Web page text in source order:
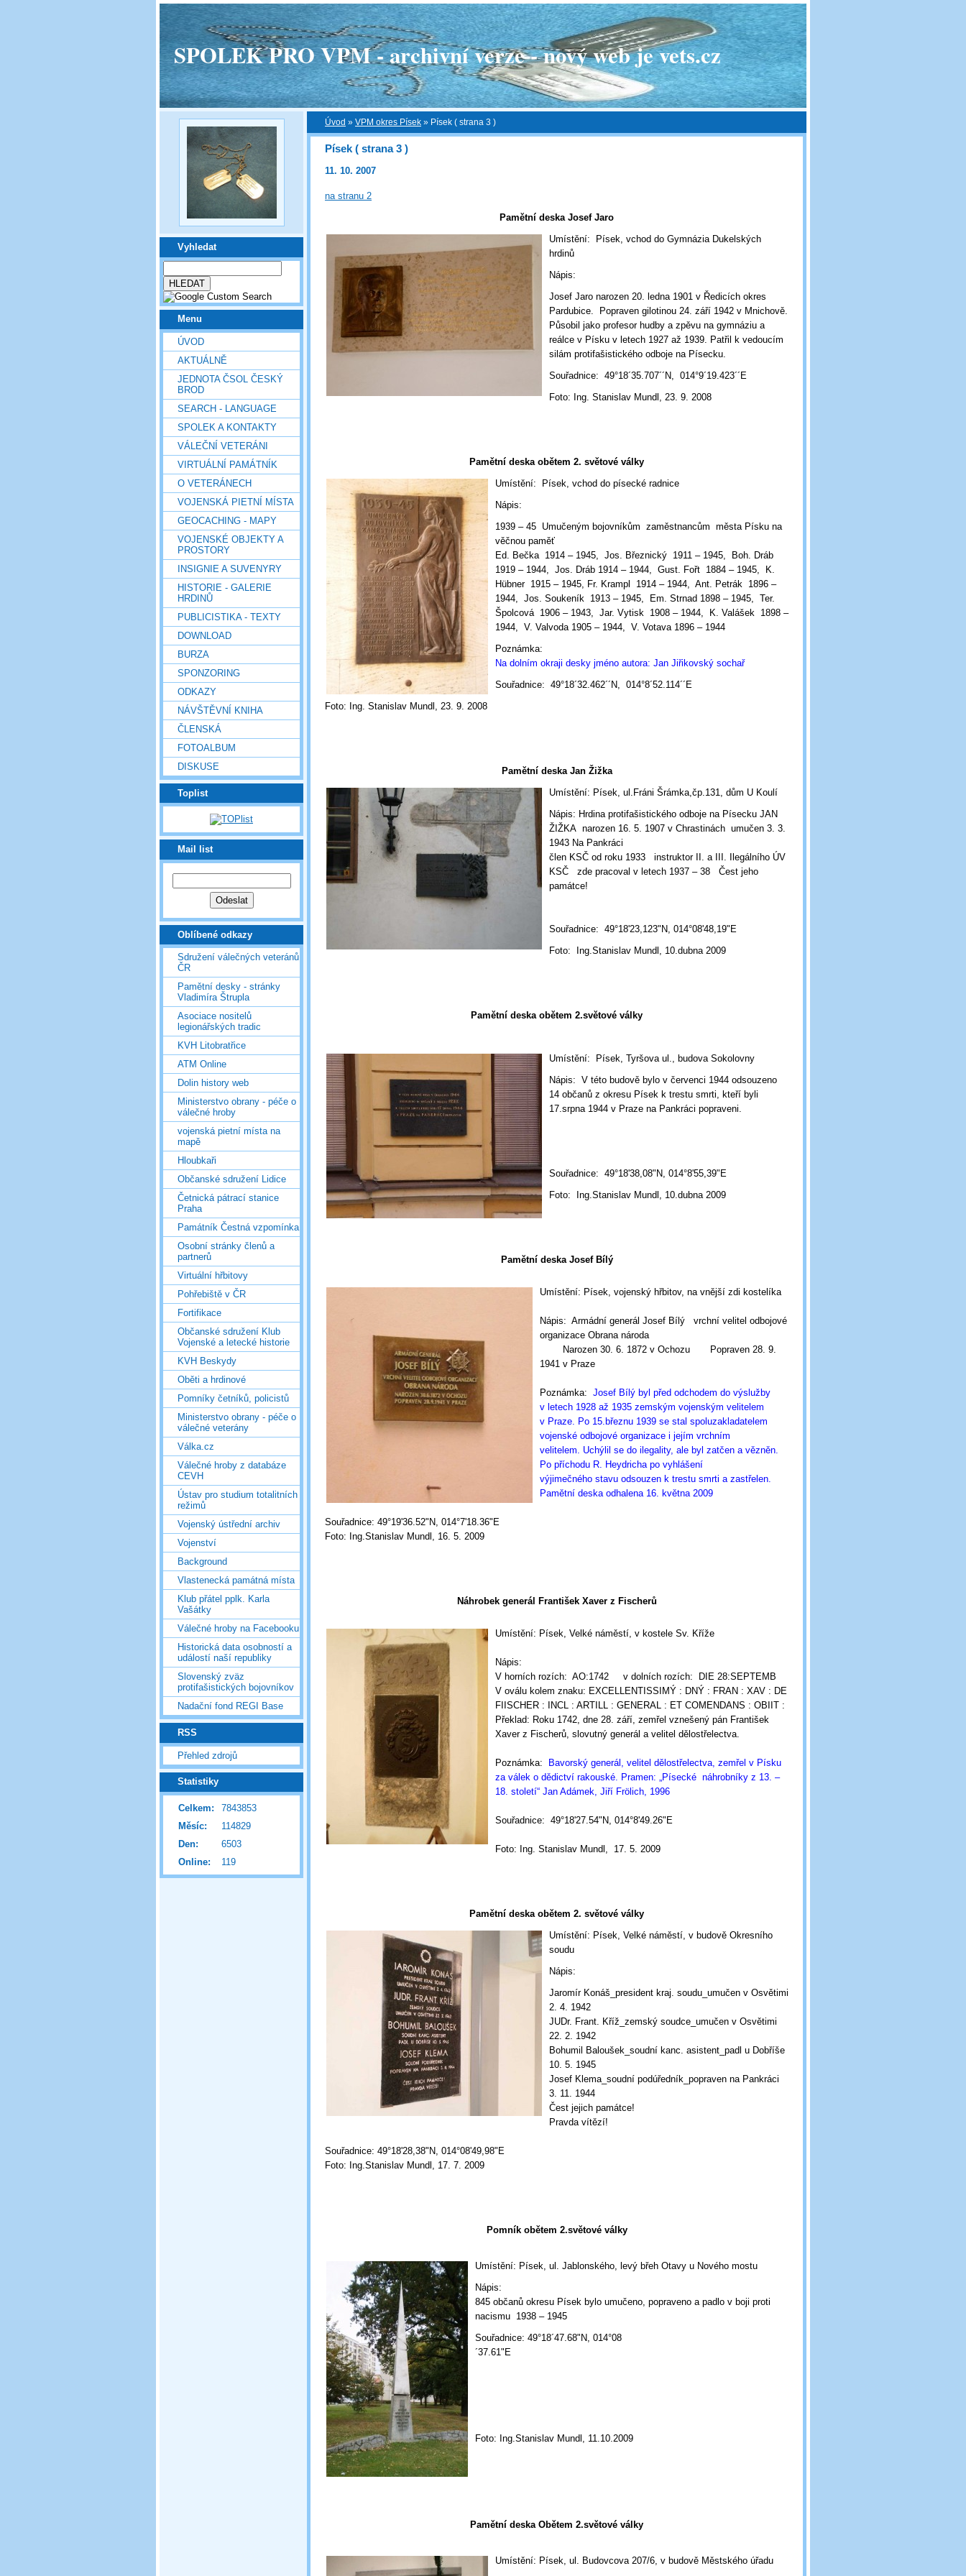
SPOLEK PRO VPM - archivní verze - nový web je vets.cz
Vyhledat
Menu
ÚVOD
AKTUÁLNĚ
JEDNOTA ČSOL ČESKÝ
BROD
SEARCH - LANGUAGE
SPOLEK A KONTAKTY
VÁLEČNÍ VETERÁNI
VIRTUÁLNÍ PAMÁTNÍK
O VETERÁNECH
VOJENSKÁ PIETNÍ MÍSTA
GEOCACHING - MAPY
VOJENSKÉ OBJEKTY A
PROSTORY
INSIGNIE A SUVENYRY
HISTORIE - GALERIE
HRDINŮ
PUBLICISTIKA - TEXTY
DOWNLOAD
BURZA
SPONZORING
ODKAZY
NÁVŠTĚVNÍ KNIHA
ČLENSKÁ
FOTOALBUM
DISKUSE
Toplist
Mail list
Oblíbené odkazy
Sdružení válečných veteránů
ČR
Pamětní desky - stránky
Vladimíra Štrupla
Asociace nositelů
legionářských tradic
KVH Litobratřice
ATM Online
Dolin history web
Ministerstvo obrany - péče o
válečné hroby
vojenská pietní místa na
mapě
Hloubkaři
Občanské sdružení Lidice
Četnická pátrací stanice
Praha
Památník Čestná vzpomínka
Osobní stránky členů a
partnerů
Virtuální hřbitovy
Pohřebiště v ČR
Fortifikace
Občanské sdružení Klub
Vojenské a letecké historie
KVH Beskydy
Oběti a hrdinové
Pomníky četníků, policistů
Ministerstvo obrany - péče o
válečné veterány
Válka.cz
Válečné hroby z databáze
CEVH
Ústav pro studium totalitních
režimů
Vojenský ústřední archiv
Vojenství
Background
Vlastenecká památná místa
Klub přátel pplk. Karla
Vašátky
Válečné hroby na Facebooku
Historická data osobností a
událostí naší republiky
Slovenský zväz
protifašistických bojovníkov
Nadační fond REGI Base
RSS
Přehled zdrojů
Statistiky
Online: 119
Celkem:
7843853
Měsíc:
114829
Den:
6503
Úvod » VPM okres Písek » Písek ( strana 3 )
Písek ( strana 3 )
11. 10. 2007
na stranu 2
Pamětní deska Josef Jaro
Umístění: Písek, vchod do Gymnázia Dukelských
hrdinů
Nápis:
Josef Jaro narozen 20. ledna 1901 v Ředicích okres
Pardubice. Popraven gilotinou 24. září 1942 v Mnichově.
Působil jako profesor hudby a zpěvu na gymnáziu a
reálce v Písku v letech 1927 až 1939. Patřil k vedoucím
silám protifašistického odboje na Písecku.
Souřadnice: 49°18´35.707´´N, 014°9´19.423´´E
Foto: Ing. Stanislav Mundl, 23. 9. 2008
Pamětní deska obětem 2. světové války
Umístění: Písek, vchod do písecké radnice
Nápis:
1939 – 45 Umučeným bojovníkům zaměstnancům města Písku na
věčnou paměť
Ed. Bečka 1914 – 1945, Jos. Březnický 1911 – 1945, Boh. Dráb
1919 – 1944, Jos. Dráb 1914 – 1944, Gust. Fořt 1884 – 1945, K.
Hübner 1915 – 1945, Fr. Krampl 1914 – 1944, Ant. Petrák 1896 –
1944, Jos. Soukeník 1913 – 1945, Em. Strnad 1898 – 1945, Ter.
Špolcová 1906 – 1943, Jar. Vytisk 1908 – 1944, K. Valášek 1898 –
1944, V. Valvoda 1905 – 1944, V. Votava 1896 – 1944
Poznámka:
Na dolním okraji desky jméno autora: Jan Jiřikovský sochař
Souřadnice: 49°18´32.462´´N, 014°8´52.114´´E
Foto: Ing. Stanislav Mundl, 23. 9. 2008
Pamětní deska Jan Žižka
Umístění: Písek, ul.Fráni Šrámka,čp.131, dům U Koulí
Nápis: Hrdina protifašistického odboje na Písecku JAN
ŽIŽKA narozen 16. 5. 1907 v Chrastinách umučen 3. 3.
1943 Na Pankráci
člen KSČ od roku 1933 instruktor II. a III. Ilegálního ÚV
KSČ zde pracoval v letech 1937 – 38 Čest jeho
památce!
Souřadnice: 49°18'23,123"N, 014°08'48,19"E
Foto: Ing.Stanislav Mundl, 10.dubna 2009
Pamětní deska obětem 2.světové války
Umístění: Písek, Tyršova ul., budova Sokolovny
Nápis: V této budově bylo v červenci 1944 odsouzeno
14 občanů z okresu Písek k trestu smrti, kteří byli
17.srpna 1944 v Praze na Pankráci popraveni.
Souřadnice: 49°18'38,08"N, 014°8'55,39"E
Foto: Ing.Stanislav Mundl, 10.dubna 2009
Pamětní deska Josef Bílý
Umístění: Písek, vojenský hřbitov, na vnější zdi kostelíka
Nápis: Armádní generál Josef Bílý vrchní velitel odbojové
organizace Obrana národa
Narozen 30. 6. 1872 v Ochozu Popraven 28. 9.
1941 v Praze
Poznámka: Josef Bílý byl před odchodem do výslužby
v letech 1928 až 1935 zemským vojenským velitelem
v Praze. Po 15.březnu 1939 se stal spoluzakladatelem
vojenské odbojové organizace i jejím vrchním
velitelem. Uchýlil se do ilegality, ale byl zatčen a vězněn.
Po příchodu R. Heydricha po vyhlášení
výjimečného stavu odsouzen k trestu smrti a zastřelen.
Pamětní deska odhalena 16. května 2009
Souřadnice: 49°19'36.52"N, 014°7'18.36"E
Foto: Ing.Stanislav Mundl, 16. 5. 2009
Náhrobek generál František Xaver z Fischerů
Umístění: Písek, Velké náměstí, v kostele Sv. Kříže
Nápis:
V horních rozích: AO:1742 v dolních rozích: DIE 28:SEPTEMB
V oválu kolem znaku: EXCELLENTISSIMÝ : DNÝ : FRAN : XAV : DE
FIISCHER : INCL : ARTILL : GENERAL : ET COMENDANS : OBIIT :
Překlad: Roku 1742, dne 28. září, zemřel vznešený pán František
Xaver z Fischerů, slovutný generál a velitel dělostřelectva.
Poznámka:
Bavorský generál, velitel dělostřelectva, zemřel v Písku
za válek o dědictví rakouské. Pramen: „Písecké náhrobníky z 13. –
18. století“ Jan Adámek, Jiří Frölich, 1996
Souřadnice: 49°18'27.54"N, 014°8'49.26"E
Foto: Ing. Stanislav Mundl, 17. 5. 2009
Pamětní deska obětem 2. světové války
Umístění: Písek, Velké náměstí, v budově Okresního
soudu
Nápis:
Jaromír Konáš_president kraj. soudu_umučen v Osvětimi
2. 4. 1942
JUDr. Frant. Kříž_zemský soudce_umučen v Osvětimi
22. 2. 1942
Bohumil Baloušek_soudní kanc. asistent_padl u Dobříše
10. 5. 1945
Josef Klema_soudní podúředník_popraven na Pankráci
3. 11. 1944
Čest jejich památce!
Pravda vítězí!
Souřadnice: 49°18'28,38"N, 014°08'49,98"E
Foto: Ing.Stanislav Mundl, 17. 7. 2009
Pomník obětem 2.světové války
Umístění: Písek, ul. Jablonského, levý břeh Otavy u Nového mostu
Nápis:
845 občanů okresu Písek bylo umučeno, popraveno a padlo v boji proti
nacismu 1938 – 1945
Souřadnice: 49°18´47.68"N, 014°08
´37.61"E
Foto: Ing.Stanislav Mundl, 11.10.2009
Pamětní deska Obětem 2.světové války
Umístění: Písek, ul. Budovcova 207/6, v budově Městského úřadu